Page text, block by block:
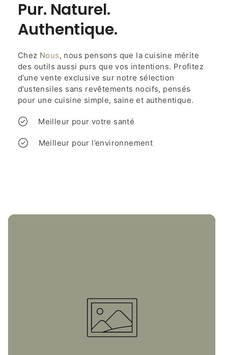
Pur. Naturel.
Authentique.
Chez Nous, nous pensons que la cuisine mérite
des outils aussi purs que vos intentions. Profitez
d’une vente exclusive sur notre sélection
d’ustensiles sans revêtements nocifs, pensés
pour une cuisine simple, saine et authentique.
Meilleur pour votre santé
Meilleur pour l’environnement